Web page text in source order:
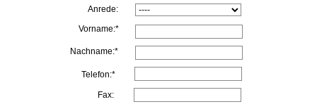
Vorname:*
Anrede:
Telefon:*
Fax:
Nachname:*